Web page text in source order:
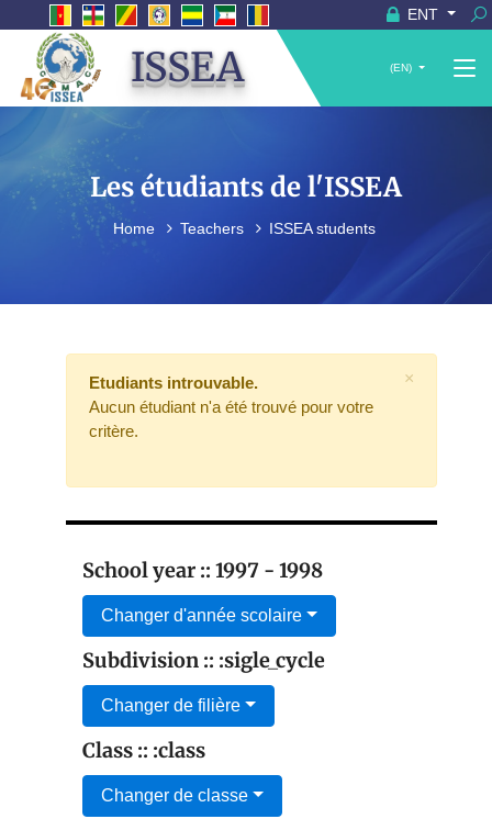
ENT
ISSEA (EN)
Les étudiants de l'ISSEA
Home Teachers ISSEA students
Etudiants introuvable.
Aucun étudiant n'a été trouvé pour votre
critère.
×
School year :: 1997 - 1998
Changer d'année scolaire
Subdivision :: :sigle_cycle
Changer de filière
Class :: :class
Changer de classe